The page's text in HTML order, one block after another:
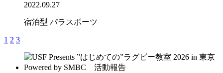
2022.09.27
宿泊型 パラスポーツ
1 2 3